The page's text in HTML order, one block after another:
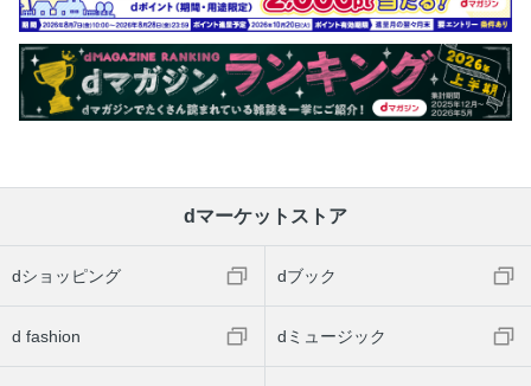
dマーケットストア
dショッピング dブック
d fashion dミュージック